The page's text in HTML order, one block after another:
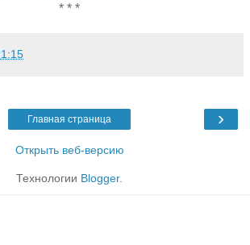
* * *
›
Главная страница
Открыть веб-версию
Технологии Blogger.